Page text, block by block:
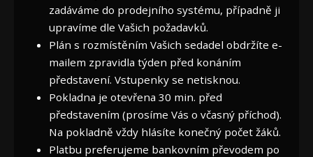
zadáváme do prodejního systému, případně ji
upravíme dle Vašich požadavků.
Plán s rozmístěním Vašich sedadel obdržíte e-
mailem zpravidla týden před konáním
představení. Vstupenky se netisknou.
Pokladna je otevřena 30 min. před
představením (prosíme Vás o včasný příchod).
Na pokladně vždy hlásíte konečný počet žáků.
Platbu preferujeme bankovním převodem po